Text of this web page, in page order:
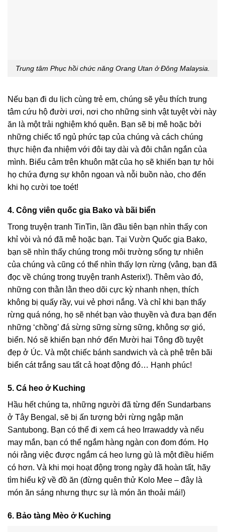
Trung tâm Phục hồi chức năng Orang Utan ở Đông Malaysia.
Nếu bạn đi du lịch cùng trẻ em, chúng sẽ yêu thích trung
tâm cứu hộ đười ươi, nơi cho những sinh vật tuyệt vời này
ăn là một trải nghiệm khó quên. Bạn sẽ bị mê hoặc bởi
những chiếc tổ ngủ phức tạp của chúng và cách chúng
thực hiện đa nhiệm với đôi tay dài và đôi chân ngắn của
mình. Biểu cảm trên khuôn mặt của họ sẽ khiến bạn tự hỏi
họ chứa đựng sự khôn ngoan và nỗi buồn nào, cho đến
khi họ cười toe toét!
4. Công viên quốc gia Bako và bãi biển
Trong truyện tranh TinTin, lần đầu tiên bạn nhìn thấy con
khỉ vòi và nó đã mê hoặc bạn. Tại Vườn Quốc gia Bako,
bạn sẽ nhìn thấy chúng trong môi trường sống tự nhiên
của chúng và cũng có thể nhìn thấy lợn rừng (vâng, bạn đã
đọc về chúng trong truyện tranh Asterix!). Thêm vào đó,
những con thằn lằn theo dõi cực kỳ nhanh nhẹn, thích
không bị quấy rầy, vui vẻ phơi nắng. Và chỉ khi bạn thấy
rừng quá nóng, họ sẽ nhét bạn vào thuyền và đưa bạn đến
những ‘chồng’ đá sừng sững sừng sững, không sợ gió,
biển. Nó sẽ khiến bạn nhớ đến Mười hai Tông đồ tuyệt
đẹp ở Úc. Và một chiếc bánh sandwich và cà phê trên bãi
biển cát trắng sau tất cả hoạt động đó… Hạnh phúc!
5. Cá heo ở Kuching
Hầu hết chúng ta, những người đã từng đến Sundarbans
ở Tây Bengal, sẽ bị ấn tượng bởi rừng ngập mặn
Santubong. Bạn có thể đi xem cá heo Irrawaddy và nếu
may mắn, bạn có thể ngắm hàng ngàn con đom đóm. Họ
nói rằng việc được ngắm cá heo lưng gù là một điều hiếm
có hơn. Và khi mọi hoạt động trong ngày đã hoàn tất, hãy
tìm hiểu kỹ về đồ ăn (đừng quên thử Kolo Mee – đây là
món ăn sáng nhưng thực sự là món ăn thoải mái!)
6. Bảo tàng Mèo ở Kuching